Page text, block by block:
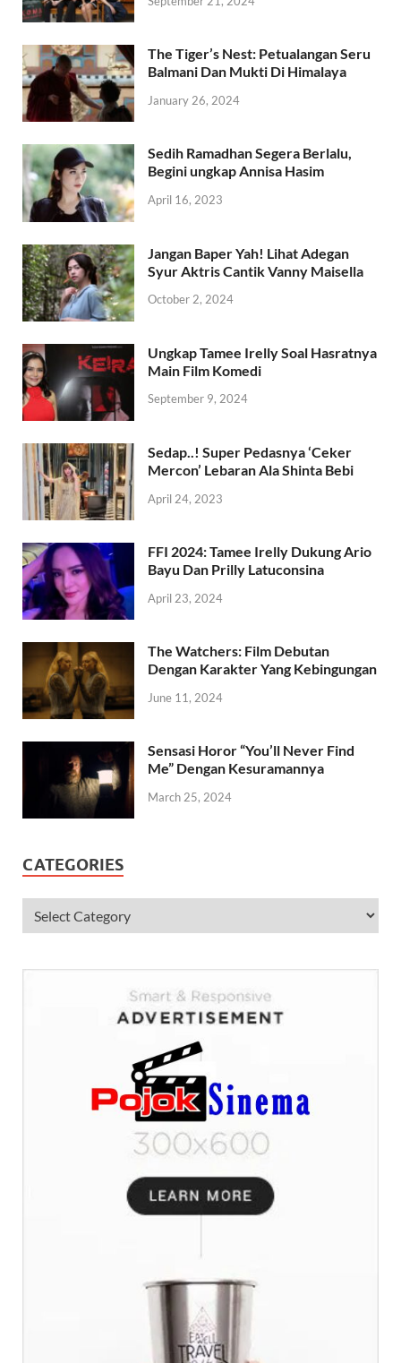
The Tiger’s Nest: Petualangan Seru
Balmani Dan Mukti Di Himalaya
January 26, 2024
Sedih Ramadhan Segera Berlalu,
Begini ungkap Annisa Hasim
April 16, 2023
Jangan Baper Yah! Lihat Adegan
Syur Aktris Cantik Vanny Maisella
October 2, 2024
Ungkap Tamee Irelly Soal Hasratnya
Main Film Komedi
September 9, 2024
Sedap..! Super Pedasnya ‘Ceker
Mercon’ Lebaran Ala Shinta Bebi
April 24, 2023
FFI 2024: Tamee Irelly Dukung Ario
Bayu Dan Prilly Latuconsina
April 23, 2024
The Watchers: Film Debutan
Dengan Karakter Yang Kebingungan
June 11, 2024
Sensasi Horor “You’ll Never Find
Me” Dengan Kesuramannya
March 25, 2024
CATEGORIES